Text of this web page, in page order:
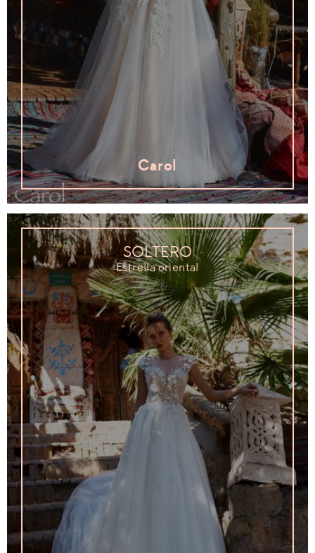
Carol
SOLTERO
Estrella oriental